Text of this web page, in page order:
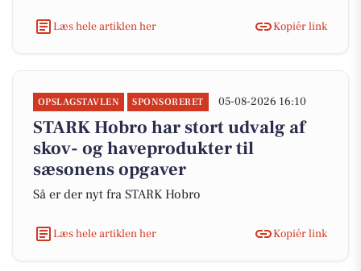
Læs hele artiklen her Kopiér link
OPSLAGSTAVLEN SPONSORERET 05-08-2026 16:10
STARK Hobro har stort udvalg af
skov- og haveprodukter til
sæsonens opgaver
Så er der nyt fra STARK Hobro
Læs hele artiklen her Kopiér link